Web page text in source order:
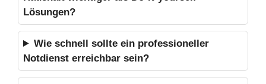
Lösungen?
Wie schnell sollte ein professioneller
Notdienst erreichbar sein?